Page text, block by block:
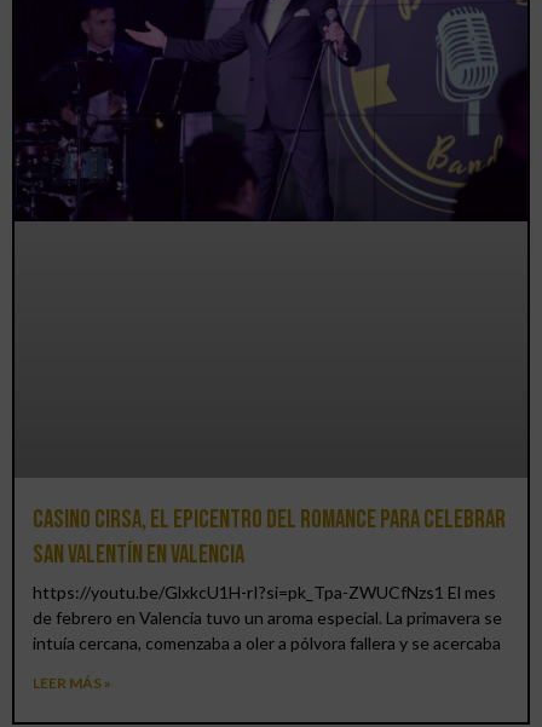
Casino CIRSA, el epicentro del romance para celebrar
San Valentín en Valencia
https://youtu.be/GlxkcU1H-rI?si=pk_Tpa-ZWUCfNzs1 El mes
de febrero en Valencia tuvo un aroma especial. La primavera se
intuía cercana, comenzaba a oler a pólvora fallera y se acercaba
LEER MÁS »